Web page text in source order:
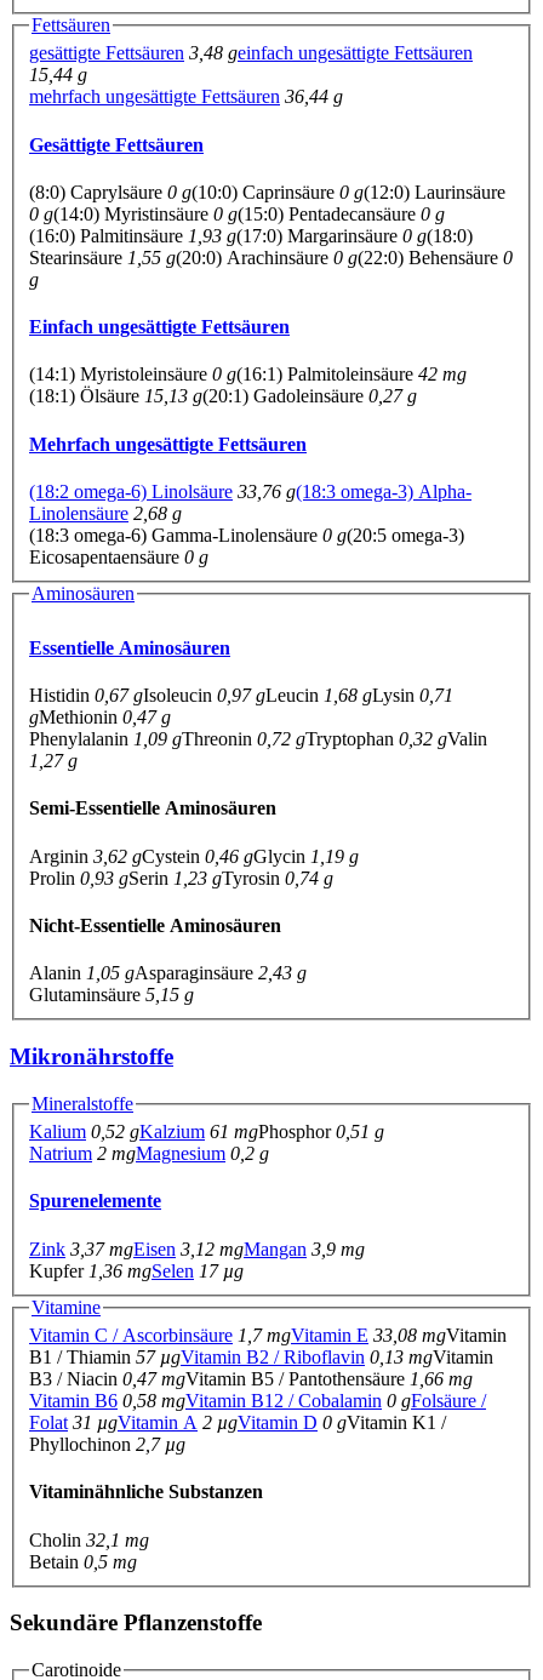
Fettsäuren
gesättigte Fettsäuren 3,48 geinfach ungesättigte Fettsäuren
15,44 g
mehrfach ungesättigte Fettsäuren 36,44 g
Gesättigte Fettsäuren
(8:0) Caprylsäure 0 g(10:0) Caprinsäure 0 g(12:0) Laurinsäure
0 g(14:0) Myristinsäure 0 g(15:0) Pentadecansäure 0 g
(16:0) Palmitinsäure 1,93 g(17:0) Margarinsäure 0 g(18:0)
Stearinsäure 1,55 g(20:0) Arachinsäure 0 g(22:0) Behensäure 0
g
Einfach ungesättigte Fettsäuren
(14:1) Myristoleinsäure 0 g(16:1) Palmitoleinsäure 42 mg
(18:1) Ölsäure 15,13 g(20:1) Gadoleinsäure 0,27 g
Mehrfach ungesättigte Fettsäuren
(18:2 omega-6) Linolsäure 33,76 g(18:3 omega-3) Alpha-
Linolensäure 2,68 g
(18:3 omega-6) Gamma-Linolensäure 0 g(20:5 omega-3)
Eicosapentaensäure 0 g
Aminosäuren
Essentielle Aminosäuren
Histidin 0,67 gIsoleucin 0,97 gLeucin 1,68 gLysin 0,71
gMethionin 0,47 g
Phenylalanin 1,09 gThreonin 0,72 gTryptophan 0,32 gValin
1,27 g
Semi-Essentielle Aminosäuren
Arginin 3,62 gCystein 0,46 gGlycin 1,19 g
Prolin 0,93 gSerin 1,23 gTyrosin 0,74 g
Nicht-Essentielle Aminosäuren
Alanin 1,05 gAsparaginsäure 2,43 g
Glutaminsäure 5,15 g
Mikronährstoffe
Mineralstoffe
Kalium 0,52 gKalzium 61 mgPhosphor0,51 g
Natrium 2 mgMagnesium 0,2 g
Spurenelemente
Zink 3,37 mgEisen 3,12 mgMangan 3,9 mg
Kupfer 1,36 mgSelen 17 µg
Vitamine
Vitamin C / Ascorbinsäure 1,7 mgVitamin E 33,08 mgVitamin
B1 / Thiamin 57 µgVitamin B2 / Riboflavin 0,13 mgVitamin
B3 / Niacin 0,47 mgVitamin B5 / Pantothensäure 1,66 mg
Vitamin B6 0,58 mgVitamin B12 / Cobalamin 0 gFolsäure /
Folat 31 µgVitamin A 2 µgVitamin D 0 gVitamin K1 /
Phyllochinon 2,7 µg
Vitaminähnliche Substanzen
Cholin 32,1 mg
Betain 0,5 mg
Sekundäre Pflanzenstoffe
Carotinoide